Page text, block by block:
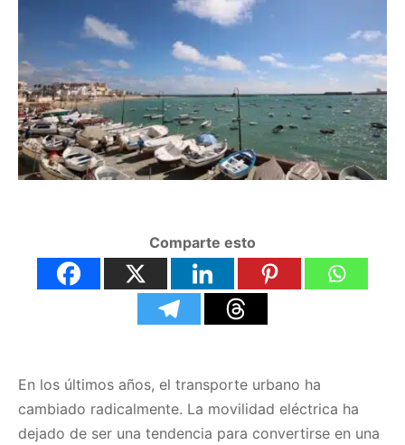
Comparte esto
En los últimos años, el transporte urbano ha
cambiado radicalmente. La movilidad eléctrica ha
dejado de ser una tendencia para convertirse en una